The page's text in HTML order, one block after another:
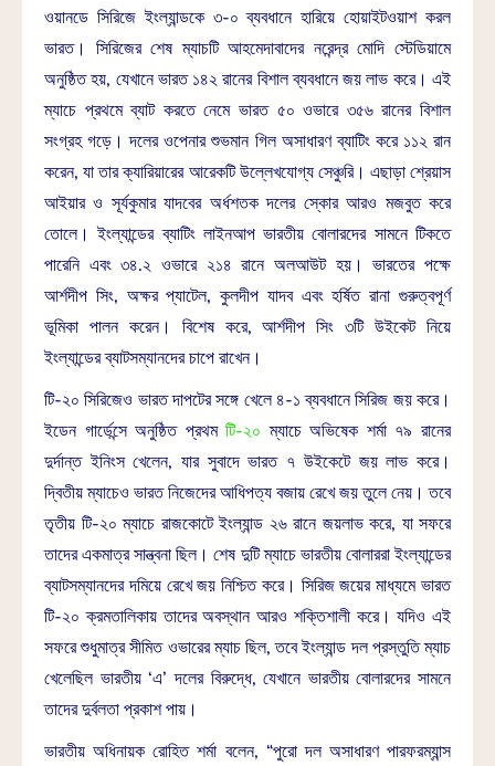
ওয়ানডে সিরিজে ইংল্যান্ডকে ৩-০ ব্যবধানে হারিয়ে হোয়াইটওয়াশ করল
ভারত। সিরিজের শেষ ম্যাচটি আহমেদাবাদের নরেন্দ্র মোদি স্টেডিয়ামে
অনুষ্ঠিত হয়, যেখানে ভারত ১৪২ রানের বিশাল ব্যবধানে জয় লাভ করে। এই
ম্যাচে প্রথমে ব্যাট করতে নেমে ভারত ৫০ ওভারে ৩৫৬ রানের বিশাল
সংগ্রহ গড়ে। দলের ওপেনার শুভমান গিল অসাধারণ ব্যাটিং করে ১১২ রান
করেন, যা তার ক্যারিয়ারের আরেকটি উল্লেখযোগ্য সেঞ্চুরি। এছাড়া শ্রেয়াস
আইয়ার ও সূর্যকুমার যাদবের অর্ধশতক দলের স্কোর আরও মজবুত করে
তোলে। ইংল্যান্ডের ব্যাটিং লাইনআপ ভারতীয় বোলারদের সামনে টিকতে
পারেনি এবং ৩৪.২ ওভারে ২১৪ রানে অলআউট হয়। ভারতের পক্ষে
আর্শদীপ সিং, অক্ষর প্যাটেল, কুলদীপ যাদব এবং হর্ষিত রানা গুরুত্বপূর্ণ
ভূমিকা পালন করেন। বিশেষ করে, আর্শদীপ সিং ৩টি উইকেট নিয়ে
ইংল্যান্ডের ব্যাটসম্যানদের চাপে রাখেন।
টি-২০ সিরিজেও ভারত দাপটের সঙ্গে খেলে ৪-১ ব্যবধানে সিরিজ জয় করে।
ইডেন গার্ডেন্সে অনুষ্ঠিত প্রথমটি-২০ ম্যাচে অভিষেক শর্মা ৭৯ রানের
দুর্দান্ত ইনিংস খেলেন, যার সুবাদে ভারত ৭ উইকেটে জয় লাভ করে।
দ্বিতীয় ম্যাচেও ভারত নিজেদের আধিপত্য বজায় রেখে জয় তুলে নেয়। তবে
তৃতীয় টি-২০ ম্যাচে রাজকোটে ইংল্যান্ড ২৬ রানে জয়লাভ করে, যা সফরে
তাদের একমাত্র সান্ত্বনা ছিল। শেষ দুটি ম্যাচে ভারতীয় বোলাররা ইংল্যান্ডের
ব্যাটসম্যানদের দমিয়ে রেখে জয় নিশ্চিত করে। সিরিজ জয়ের মাধ্যমে ভারত
টি-২০ ক্রমতালিকায় তাদের অবস্থান আরও শক্তিশালী করে। যদিও এই
সফরে শুধুমাত্র সীমিত ওভারের ম্যাচ ছিল, তবে ইংল্যান্ড দল প্রস্তুতি ম্যাচ
খেলেছিল ভারতীয় ‘এ’ দলের বিরুদ্ধে, যেখানে ভারতীয় বোলারদের সামনে
তাদের দুর্বলতা প্রকাশ পায়।
ভারতীয় অধিনায়ক রোহিত শর্মা বলেন, “পুরো দল অসাধারণ পারফরম্যান্স